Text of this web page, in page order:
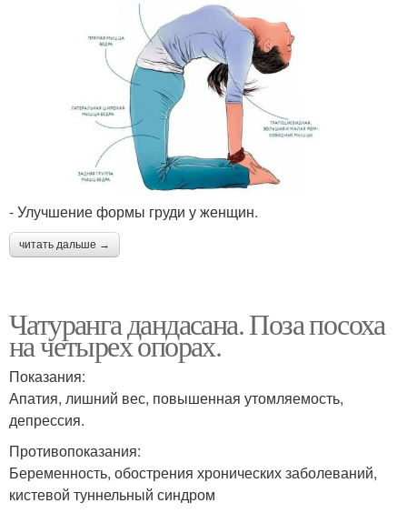
- Улучшение формы груди у женщин.
читать дальше →
Чатуранга дандасана. Поза посоха
на четырех опорах.
Показания:
Апатия, лишний вес, повышенная утомляемость,
депрессия.
Противопоказания:
Беременность, обострения хронических заболеваний,
кистевой туннельный синдром